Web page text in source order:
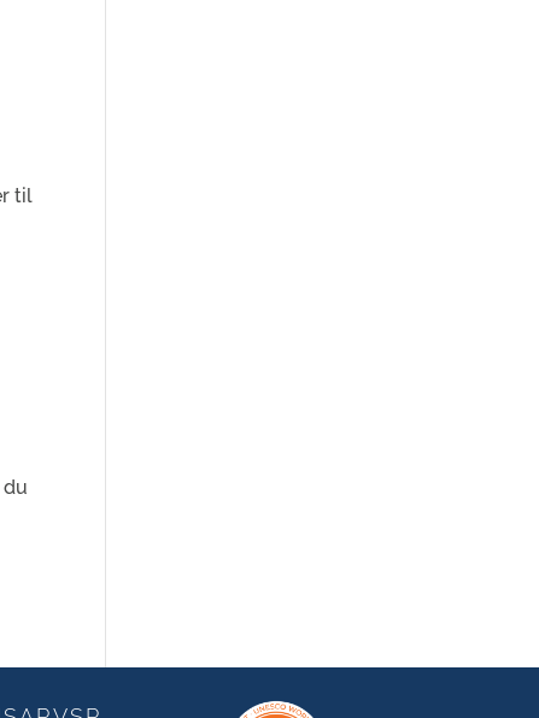
til